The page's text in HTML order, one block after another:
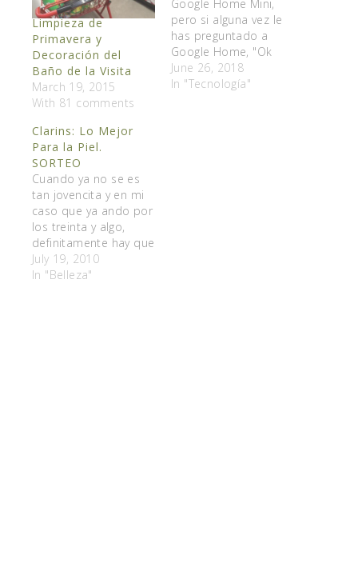
Limpieza de
Primavera y
Decoración del
Baño de la Visita
March 19, 2015
With 81 comments
Google Home Mini,
pero si alguna vez le
has preguntado a
Google Home, "Ok
Google, ¿hablas en
español?" y no
June 26, 2018
In "Tecnología"
Clarins: Lo Mejor
Para la Piel.
SORTEO
Cuando ya no se es
tan jovencita y en mi
caso que ya ando por
los treinta y algo,
definitamente hay que
invertir en productos
que realmente logren
July 19, 2010
In "Belleza"